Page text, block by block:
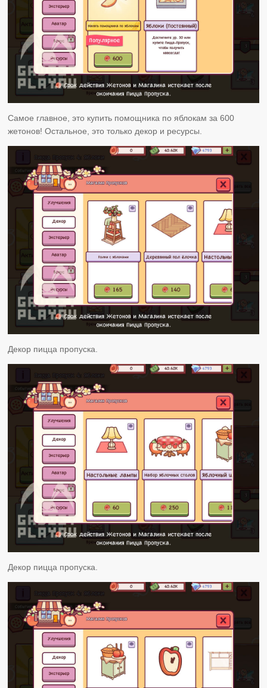
Самое главное, это купить помощника по яблокам за 600
жетонов! Остальное, это только декор и ресурсы.
Декор пицца пропуска.
Декор пицца пропуска.